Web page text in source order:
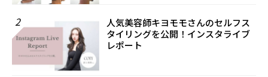
2
人気美容師キヨモモさんのセルフス
タイリングを公開！インスタライブ
レポート